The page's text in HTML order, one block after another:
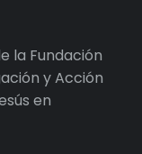
la Fundación
y Acción
en